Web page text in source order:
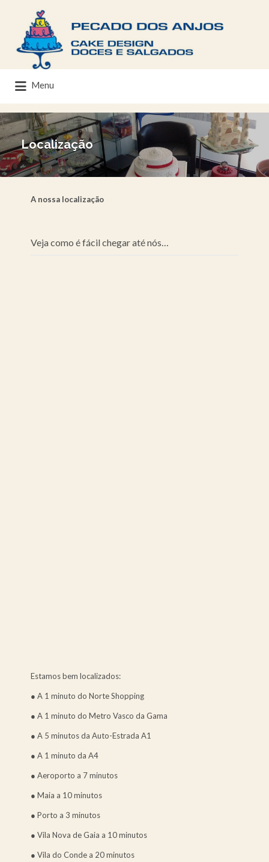
Menu
Localização
A nossa localização
Veja como é fácil chegar até nós…
Estamos bem localizados:
● A 1 minuto do Norte Shopping
● A 1 minuto do Metro Vasco da Gama
● A 5 minutos da Auto-Estrada A1
● A 1 minuto da A4
● Aeroporto a 7 minutos
● Maia a 10 minutos
● Porto a 3 minutos
● Vila Nova de Gaia a 10 minutos
● Vila do Conde a 20 minutos